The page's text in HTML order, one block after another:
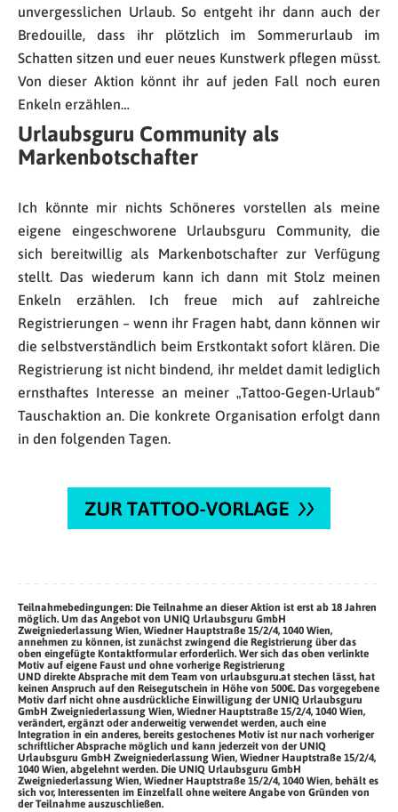
unvergesslichen Urlaub. So entgeht ihr dann auch der
Bredouille, dass ihr plötzlich im Sommerurlaub im
Schatten sitzen und euer neues Kunstwerk pflegen müsst.
Von dieser Aktion könnt ihr auf jeden Fall noch euren
Enkeln erzählen…
Urlaubsguru Community als
Markenbotschafter
Ich könnte mir nichts Schöneres vorstellen als meine
eigene eingeschworene Urlaubsguru Community, die
sich bereitwillig als Markenbotschafter zur Verfügung
stellt. Das wiederum kann ich dann mit Stolz meinen
Enkeln erzählen. Ich freue mich auf zahlreiche
Registrierungen – wenn ihr Fragen habt, dann können wir
die selbstverständlich beim Erstkontakt sofort klären. Die
Registrierung ist nicht bindend, ihr meldet damit lediglich
ernsthaftes Interesse an meiner „Tattoo-Gegen-Urlaub“
Tauschaktion an. Die konkrete Organisation erfolgt dann
in den folgenden Tagen.
Teilnahmebedingungen: Die Teilnahme an dieser Aktion ist erst ab 18 Jahren
möglich. Um das Angebot von UNIQ Urlaubsguru GmbH
Zweigniederlassung Wien, Wiedner Hauptstraße 15/2/4, 1040 Wien,
annehmen zu können, ist zunächst zwingend die Registrierung über das
oben eingefügte Kontaktformular erforderlich. Wer sich das oben verlinkte
Motiv auf eigene Faust und ohne vorherige Registrierung
UND direkte Absprache mit dem Team von urlaubsguru.at stechen lässt, hat
keinen Anspruch auf den Reisegutschein in Höhe von 500€. Das vorgegebene
Motiv darf nicht ohne ausdrückliche Einwilligung der UNIQ Urlaubsguru
GmbH Zweigniederlassung Wien, Wiedner Hauptstraße 15/2/4, 1040 Wien,
verändert, ergänzt oder anderweitig verwendet werden, auch eine
Integration in ein anderes, bereits gestochenes Motiv ist nur nach vorheriger
schriftlicher Absprache möglich und kann jederzeit von der UNIQ
Urlaubsguru GmbH Zweigniederlassung Wien, Wiedner Hauptstraße 15/2/4,
1040 Wien, abgelehnt werden. Die UNIQ Urlaubsguru GmbH
Zweigniederlassung Wien, Wiedner Hauptstraße 15/2/4, 1040 Wien, behält es
sich vor, Interessenten im Einzelfall ohne weitere Angabe von Gründen von
der Teilnahme auszuschließen.